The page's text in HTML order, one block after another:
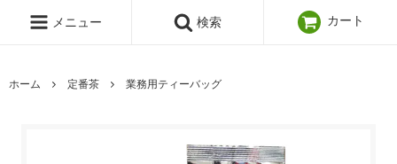
メニュー 検索 カート
ホーム 定番茶 業務用ティーバッグ